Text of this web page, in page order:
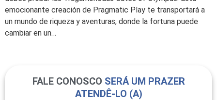
emocionante creación de Pragmatic Play te transportará a
un mundo de riqueza y aventuras, donde la fortuna puede
cambiar en un…
FALE CONOSCO SERÁ UM PRAZER
ATENDÊ-LO (A)